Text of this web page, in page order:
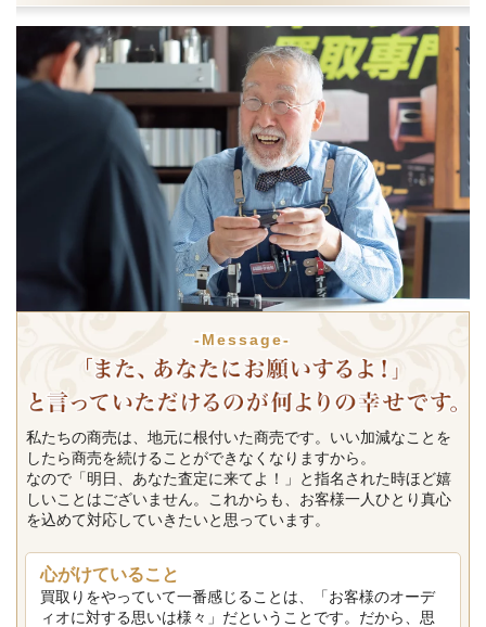
-Message-
私たちの商売は、地元に根付いた商売です。いい加減なことを
したら商売を続けることができなくなりますから。
なので「明日、あなた査定に来てよ！」と指名された時ほど嬉
しいことはございません。これからも、お客様一人ひとり真心
を込めて対応していきたいと思っています。
心がけていること
買取りをやっていて一番感じることは、「お客様のオーデ
ィオに対する思いは様々」だということです。だから、思